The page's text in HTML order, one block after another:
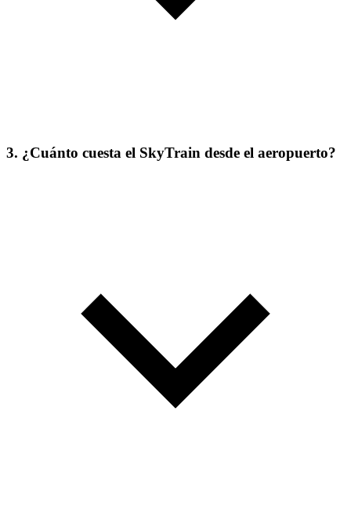
3. ¿Cuánto cuesta el SkyTrain desde el aeropuerto?